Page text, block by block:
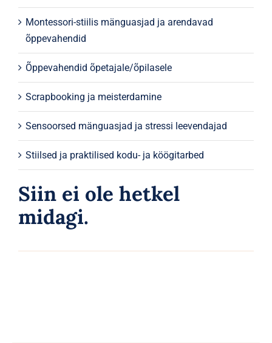
Montessori-stiilis mänguasjad ja arendavad
õppevahendid
Õppevahendid õpetajale/õpilasele
Scrapbooking ja meisterdamine
Sensoorsed mänguasjad ja stressi leevendajad
Stiilsed ja praktilised kodu- ja köögitarbed
Siin ei ole hetkel
midagi.